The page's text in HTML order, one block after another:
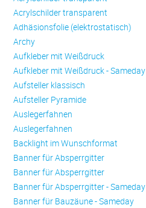
Acrylschilder transparent
Adhäsionsfolie (elektrostatisch)
Archy
Aufkleber mit Weißdruck
Aufkleber mit Weißdruck - Sameday
Aufsteller klassisch
Aufsteller Pyramide
Auslegerfahnen
Auslegerfahnen
Backlight im Wunschformat
Banner für Absperrgitter
Banner für Absperrgitter
Banner für Absperrgitter - Sameday
Banner für Bauzäune - Sameday